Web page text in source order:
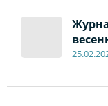
25.